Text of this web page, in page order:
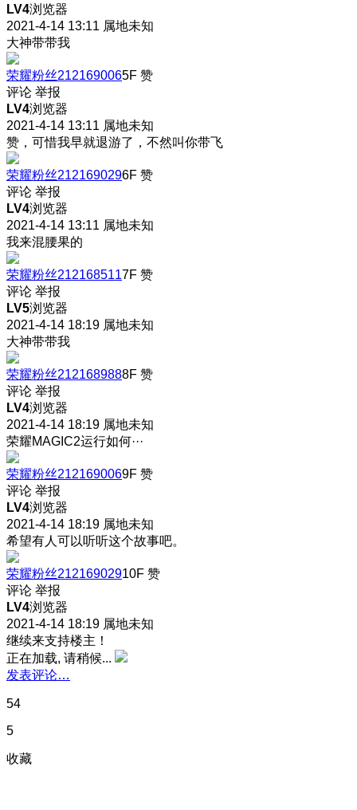
LV4浏览器
2021-4-14 13:11 属地未知
大神带带我
荣耀粉丝2121690065F 赞
评论 举报
LV4浏览器
2021-4-14 13:11 属地未知
赞，可惜我早就退游了，不然叫你带飞
荣耀粉丝2121690296F 赞
评论 举报
LV4浏览器
2021-4-14 13:11 属地未知
我来混腰果的
荣耀粉丝2121685117F 赞
评论 举报
LV5浏览器
2021-4-14 18:19 属地未知
大神带带我
荣耀粉丝2121689888F 赞
评论 举报
LV4浏览器
2021-4-14 18:19 属地未知
荣耀MAGIC2运行如何···
荣耀粉丝2121690069F 赞
评论 举报
LV4浏览器
2021-4-14 18:19 属地未知
希望有人可以听听这个故事吧。
荣耀粉丝21216902910F 赞
评论 举报
LV4浏览器
2021-4-14 18:19 属地未知
继续来支持楼主！
正在加载, 请稍候...
发表评论…
54
5
收藏